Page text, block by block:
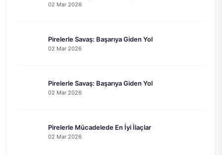
02 Mar 2026
Pirelerle Savaş: Başarıya Giden Yol
02 Mar 2026
Pirelerle Savaş: Başarıya Giden Yol
02 Mar 2026
Pirelerle Mücadelede En İyi İlaçlar
02 Mar 2026